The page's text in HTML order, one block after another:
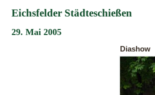
Eichsfelder Städteschießen
29. Mai 2005
Diashow